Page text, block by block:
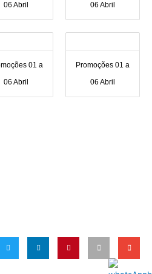
06 Abril
06 Abril
01 a
06 Abril
Promoções 01 a
06 Abril